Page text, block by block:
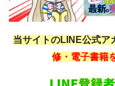
当サイトのLINE公式ア
修・電子書籍